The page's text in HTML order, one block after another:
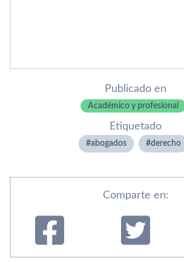
Publicado en
Académico y profesional
Etiquetado
abogados derecho
Comparte en: